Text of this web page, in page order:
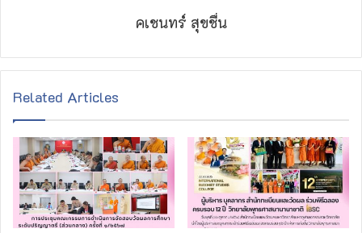
คเชนทร์ สุขชื่น
Related Articles